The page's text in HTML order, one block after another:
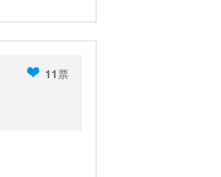
11票